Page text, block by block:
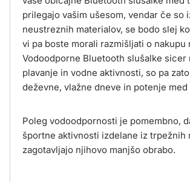
prilegajo vašim ušesom, vendar če so
neustreznih materialov, se bodo slej
vi pa boste morali razmišljati o nakupu
Vodoodporne Bluetooth slušalke sicer
plavanje in vodne aktivnosti, so pa
deževne, vlažne dneve in potenje
Poleg vodoodpornosti je pomembno,
športne aktivnosti izdelane iz trpežnih
zagotavljajo njihovo manjšo obrabo.